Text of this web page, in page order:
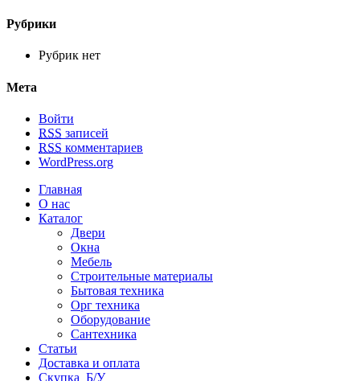
Рубрики
Рубрик нет
Мета
Войти
RSS записей
RSS комментариев
WordPress.org
Главная
О нас
Каталог
Двери
Окна
Мебель
Строительные материалы
Бытовая техника
Орг техника
Оборудование
Сантехника
Статьи
Доставка и оплата
Скупка Б/У